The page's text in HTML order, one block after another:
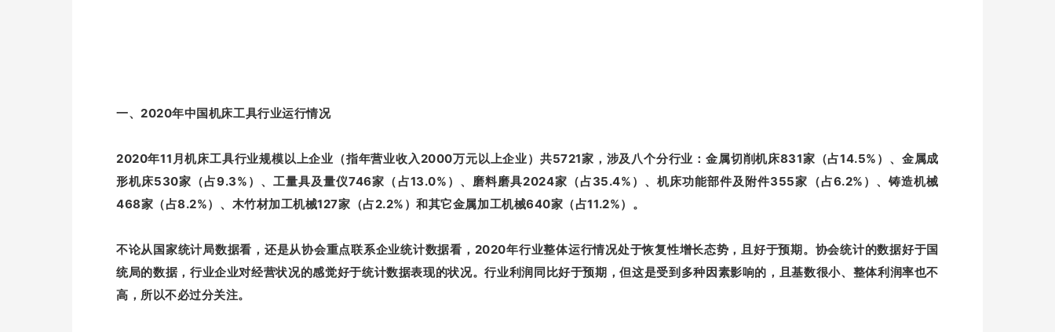
一、2020年中国机床工具行业运行情况
2020年11月机床工具行业规模以上企业（指年营业收入2000万元以上企业）共5721家，涉及八个分行业：金属切削机床831家（占14.5%）、金属成
形机床530家（占9.3%）、工量具及量仪746家（占13.0%）、磨料磨具2024家（占35.4%）、机床功能部件及附件355家（占6.2%）、铸造机械
468家（占8.2%）、木竹材加工机械127家（占2.2%）和其它金属加工机械640家（占11.2%）。
不论从国家统计局数据看，还是从协会重点联系企业统计数据看，2020年行业整体运行情况处于恢复性增长态势，且好于预期。协会统计的数据好于国
统局的数据，行业企业对经营状况的感觉好于统计数据表现的状况。行业利润同比好于预期，但这是受到多种因素影响的，且基数很小、整体利润率也不
高，所以不必过分关注。